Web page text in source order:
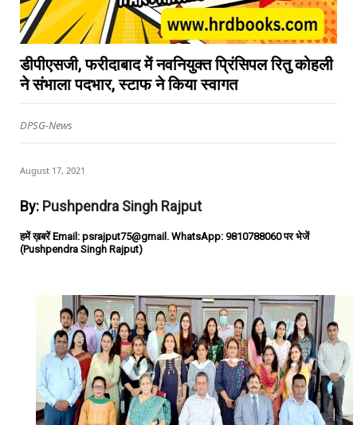
डीपीएसजी, फरीदाबाद में नवनियुक्त प्रिंसिपल रितु कोहली
ने संभाला पदभार, स्टाफ ने किया स्वागत
DPSG-News
August 17, 2021
By: Pushpendra Singh Rajput
हमें ख़बरें Email: psrajput75@gmail. WhatsApp: 9810788060 पर भेजें
(Pushpendra Singh Rajput)